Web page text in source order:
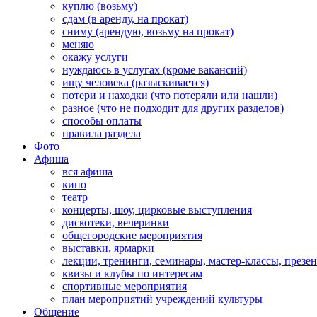
куплю (возьму)
сдам (в аренду, на прокат)
сниму (арендую, возьму на прокат)
меняю
окажу услуги
нуждаюсь в услугах (кроме вакансий)
ищу человека (разыскивается)
потери и находки (что потеряли или нашли)
разное (что не подходит для других разделов)
способы оплаты
правила раздела
Фото
Афиша
вся афиша
кино
театр
концерты, шоу, цирковые выступления
дискотеки, вечеринки
общегородские мероприятия
выставки, ярмарки
лекции, тренинги, семинары, мастер-классы,
квизы и клубы по интересам
спортивные мероприятия
план мероприятий учреждений культуры
Общение